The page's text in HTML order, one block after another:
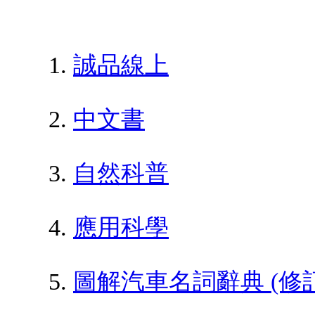
誠品線上
中文書
自然科普
應用科學
圖解汽車名詞辭典 (修